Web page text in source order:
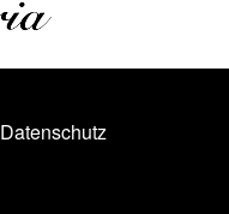
Datenschutz